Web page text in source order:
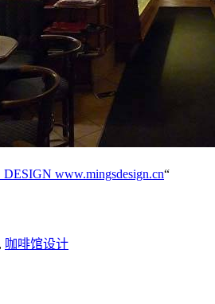
www.mingsdesign.cn“
, 咖啡馆设计